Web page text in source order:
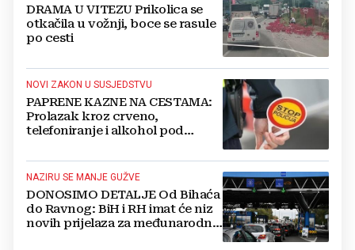
DRAMA U VITEZU Prikolica se
otkačila u vožnji, boce se rasule
po cesti
NOVI ZAKON U SUSJEDSTVU
PAPRENE KAZNE NA CESTAMA:
Prolazak kroz crveno,
telefoniranje i alkohol pod
brzinu skače DUPLO!
NAZIRU SE MANJE GUŽVE
DONOSIMO DETALJE Od Bihaća
do Ravnog: BiH i RH imat će niz
novih prijelaza za međunarodni